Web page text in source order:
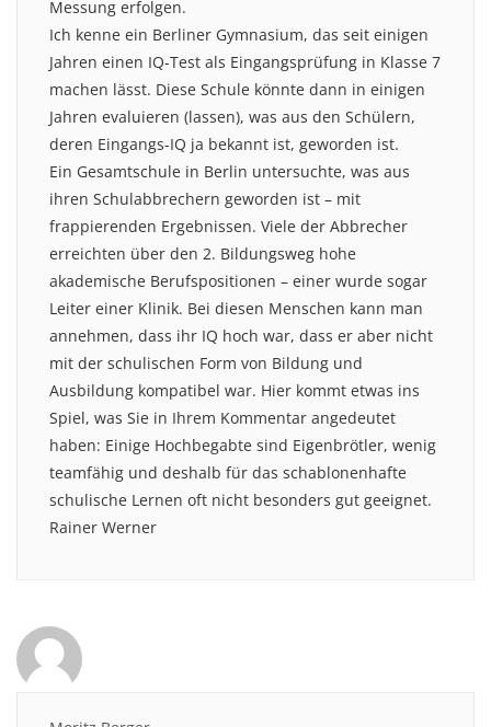
Messung erfolgen.
Ich kenne ein Berliner Gymnasium, das seit einigen
Jahren einen IQ-Test als Eingangsprüfung in Klasse 7
machen lässt. Diese Schule könnte dann in einigen
Jahren evaluieren (lassen), was aus den Schülern,
deren Eingangs-IQ ja bekannt ist, geworden ist.
Ein Gesamtschule in Berlin untersuchte, was aus
ihren Schulabbrechern geworden ist – mit
frappierenden Ergebnissen. Viele der Abbrecher
erreichten über den 2. Bildungsweg hohe
akademische Berufspositionen – einer wurde sogar
Leiter einer Klinik. Bei diesen Menschen kann man
annehmen, dass ihr IQ hoch war, dass er aber nicht
mit der schulischen Form von Bildung und
Ausbildung kompatibel war. Hier kommt etwas ins
Spiel, was Sie in Ihrem Kommentar angedeutet
haben: Einige Hochbegabte sind Eigenbrötler, wenig
teamfähig und deshalb für das schablonenhafte
schulische Lernen oft nicht besonders gut geeignet.
Rainer Werner